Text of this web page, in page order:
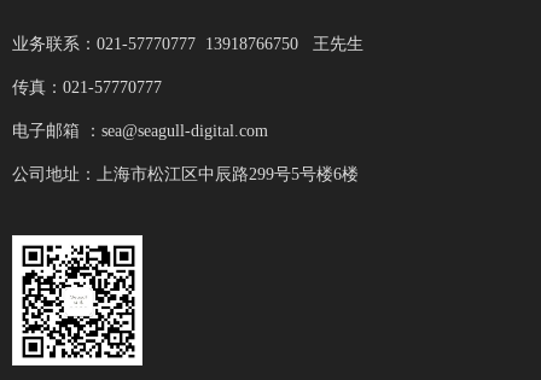
业务联系：021-57770777 13918766750 王先生
传真：021-57770777
电子邮箱 ：sea@seagull-digital.com
公司地址：上海市松江区中辰路299号5号楼6楼